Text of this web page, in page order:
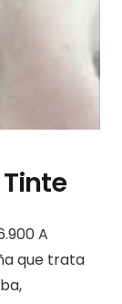
A
que trata